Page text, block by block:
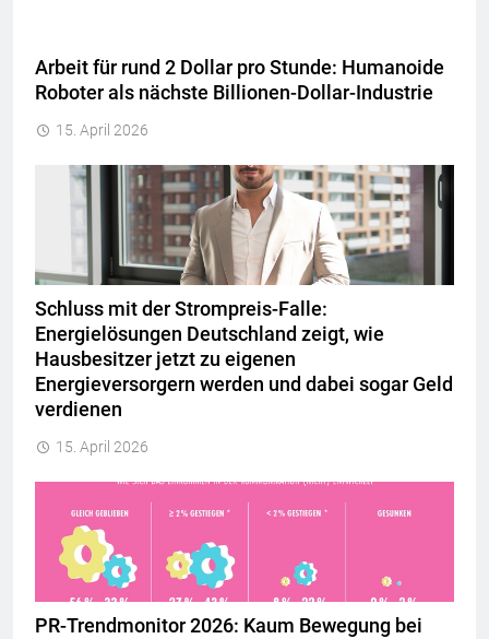
Arbeit für rund 2 Dollar pro Stunde: Humanoide
Roboter als nächste Billionen-Dollar-Industrie
15. April 2026
Schluss mit der Strompreis-Falle:
Energielösungen Deutschland zeigt, wie
Hausbesitzer jetzt zu eigenen
Energieversorgern werden und dabei sogar Geld
verdienen
15. April 2026
PR-Trendmonitor 2026: Kaum Bewegung bei